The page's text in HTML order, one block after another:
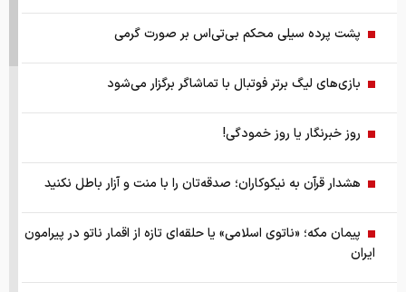
پشت پرده سیلی محکم بی‌تی‌اس بر صورت گرمی
بازی‌های لیگ برتر فوتبال با تماشاگر برگزار می‌شود
روز خبرنگار یا روز خمودگی!
هشدار قرآن به نیکوکاران؛ صدقه‌تان را با منت و آزار باطل نکنید
پیمان مکه؛ «ناتوی اسلامی» یا حلقه‌ای تازه از اقمار ناتو در پیرامون
ایران